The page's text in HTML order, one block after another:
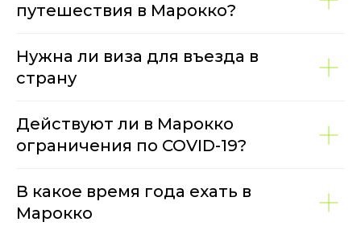
путешествия в Марокко?
Нужна ли виза для въезда в
страну
Действуют ли в Марокко
ограничения по COVID-19?
В какое время года ехать в
Марокко